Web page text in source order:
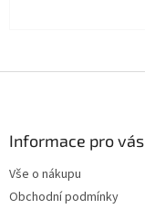
Informace pro vás
Vše o nákupu
Obchodní podmínky